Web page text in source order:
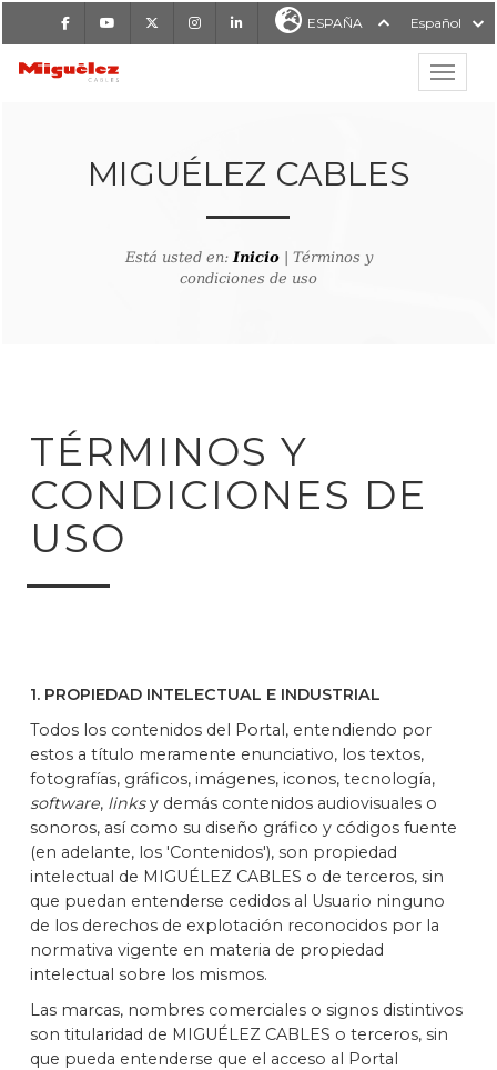
FacebookYoutube InstagramLinkedIn ESPAÑA Español
MIGUÉLEZ CABLES
MIGUÉLEZ CABLES
Está usted en:Inicio| Términos y
condiciones de uso
TÉRMINOS Y
CONDICIONES DE
USO
1. PROPIEDAD INTELECTUAL E INDUSTRIAL
Todos los contenidos del Portal, entendiendo por
estos a título meramente enunciativo, los textos,
fotografías, gráficos, imágenes, iconos, tecnología,
software, linksy demás contenidos audiovisuales o
sonoros, así como su diseño gráfico y códigos fuente
(en adelante, los 'Contenidos'), son propiedad
intelectual de MIGUÉLEZ CABLES o de terceros, sin
que puedan entenderse cedidos al Usuario ninguno
de los derechos de explotación reconocidos por la
normativa vigente en materia de propiedad
intelectual sobre los mismos.
Las marcas, nombres comerciales o signos distintivos
son titularidad de MIGUÉLEZ CABLES o terceros, sin
que pueda entenderse que el acceso al Portal